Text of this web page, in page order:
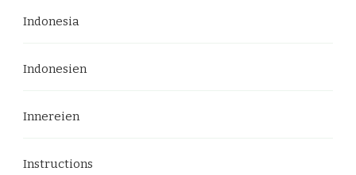
Indonesia
Indonesien
Innereien
Instructions